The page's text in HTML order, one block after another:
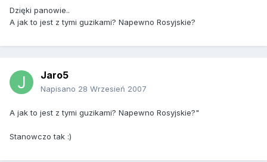
Dzięki panowie..
A jak to jest z tymi guzikami? Napewno Rosyjskie?
Jaro5
Napisano 28 Wrzesień 2007
A jak to jest z tymi guzikami? Napewno Rosyjskie?"
Stanowczo tak :)